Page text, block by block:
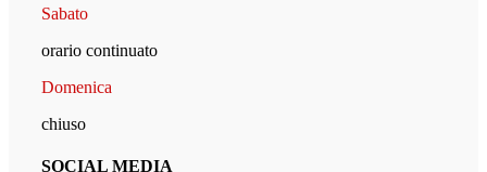
Sabato
orario continuato
Domenica
chiuso
SOCIAL MEDIA